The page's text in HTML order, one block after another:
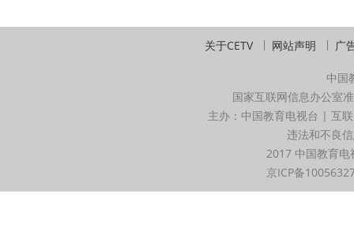
关于CETV 网站声明 广
中国
国家互联网信息办公室
主办：中国教育电视台 | 互
违法和不良
2017 中国教育
京ICP备